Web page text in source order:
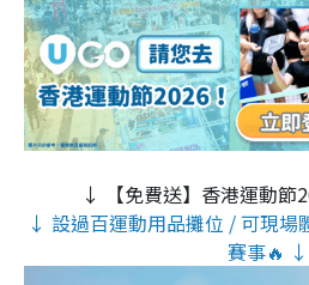
↓ 【免費送】香港運動節
↓ 設過百運動用品攤位 / 可現場
賽事🔥 ↓